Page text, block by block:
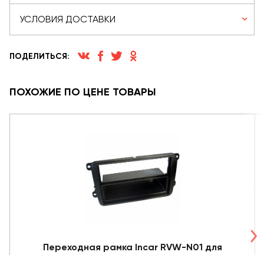
УСЛОВИЯ ДОСТАВКИ
ПОДЕЛИТЬСЯ:
ПОХОЖИЕ ПО ЦЕНЕ ТОВАРЫ
Переходная рамка Incar RVW-N01 для